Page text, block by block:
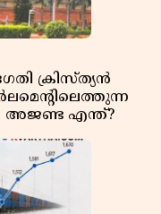
ക്രിസ്ത്യൻ
അജണ്ട എന്ത്?